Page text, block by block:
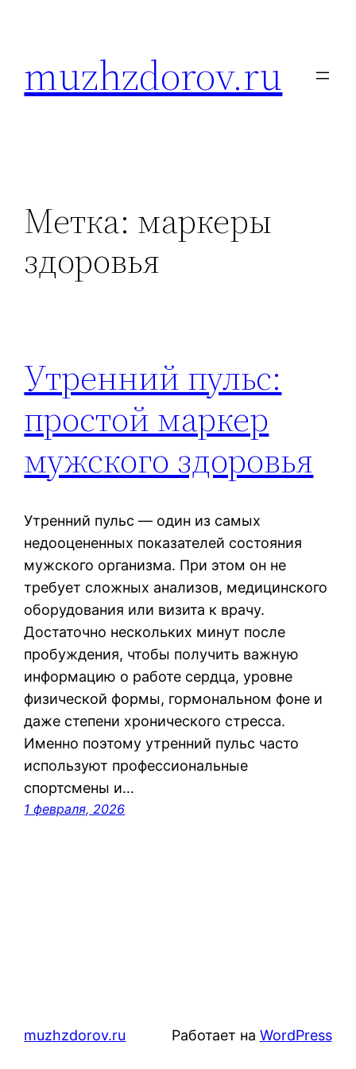
содержимому
muzhzdorov.ru
Метка: маркеры
здоровья
Утренний пульс:
простой маркер
мужского здоровья
Утренний пульс — один из самых
недооцененных показателей состояния
мужского организма. При этом он не
требует сложных анализов, медицинского
оборудования или визита к врачу.
Достаточно нескольких минут после
пробуждения, чтобы получить важную
информацию о работе сердца, уровне
физической формы, гормональном фоне и
даже степени хронического стресса.
Именно поэтому утренний пульс часто
используют профессиональные
спортсмены и…
1 февраля, 2026
muzhzdorov.ru Работает на WordPress